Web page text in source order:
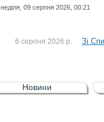
неділя, 09 серпня 2026, 00:21
6 серпня 2026 р. Зі
5 серпня 2026 р.
Зі
UA4000232607)
Новини